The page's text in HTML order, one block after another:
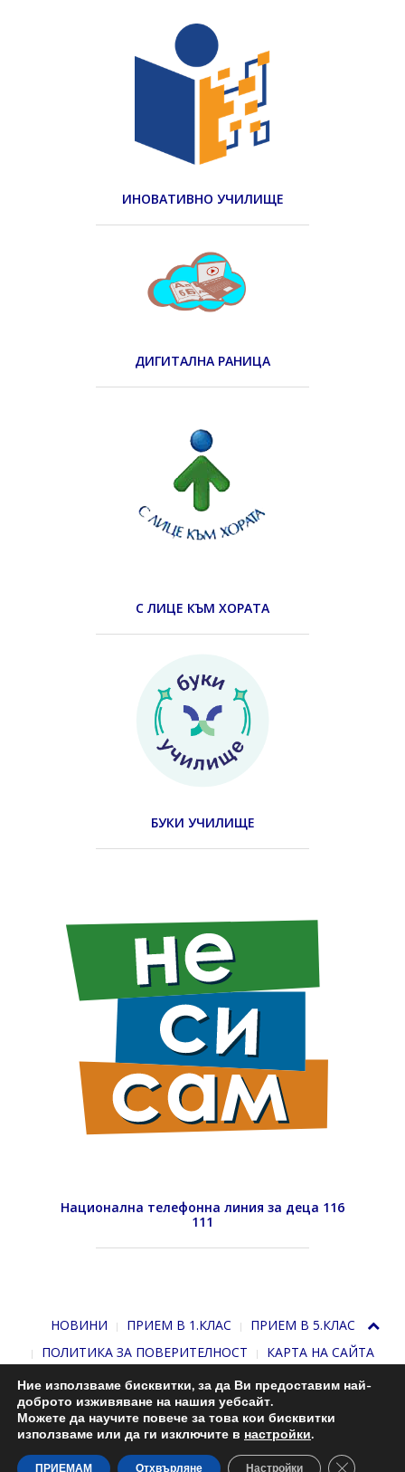
ИНОВАТИВНО УЧИЛИЩЕ
ДИГИТАЛНА РАНИЦА
С ЛИЦЕ КЪМ ХОРАТА
БУКИ УЧИЛИЩЕ
Национална телефонна линия за деца 116
111
НОВИНИ ПРИЕМ В 1.КЛАС
ПРИЕМ В 5.КЛАС
ПОЛИТИКА ЗА ПОВЕРИТЕЛНОСТ
КАРТА НА САЙТА
С подкрепата наНиколай Комнев. 2013-2026
Ние използваме бисквитки, за да Ви предоставим най-
доброто изживяване на нашия уебсайт.
Можете да научите повече за това кои бисквитки
използваме или да ги изключите в настройки.
ПРИЕМАМ Отхвърляне Настройки Close